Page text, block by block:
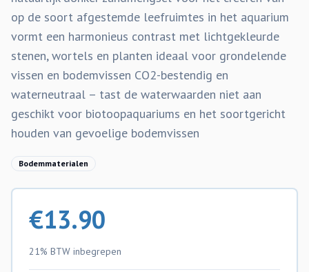
op de soort afgestemde leefruimtes in het aquarium
vormt een harmonieus contrast met lichtgekleurde
stenen, wortels en planten ideaal voor grondelende
vissen en bodemvissen CO2-bestendig en
waterneutraal – tast de waterwaarden niet aan
geschikt voor biotoopaquariums en het soortgericht
houden van gevoelige bodemvissen
Bodemmaterialen
€13.90
21% BTW inbegrepen